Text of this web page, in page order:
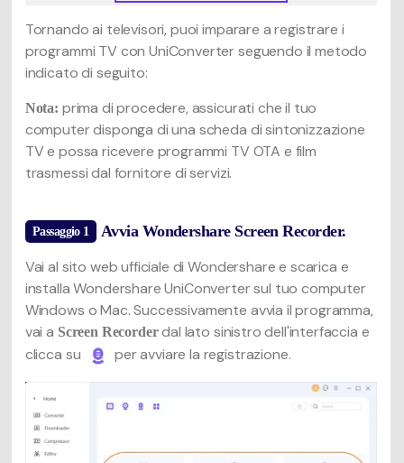
Tornando ai televisori, puoi imparare a registrare i
programmi TV con UniConverter seguendo il metodo
indicato di seguito:
Nota: prima di procedere, assicurati che il tuo
computer disponga di una scheda di sintonizzazione
TV e possa ricevere programmi TV OTA e film
trasmessi dal fornitore di servizi.
Passaggio 1 Avvia Wondershare Screen Recorder.
Vai al sito web ufficiale di Wondershare e scarica e
installa Wondershare UniConverter sul tuo computer
Windows o Mac. Successivamente avvia il programma,
vai a Screen Recorderdal lato sinistro dell'interfaccia e
clicca su
per avviare la registrazione.